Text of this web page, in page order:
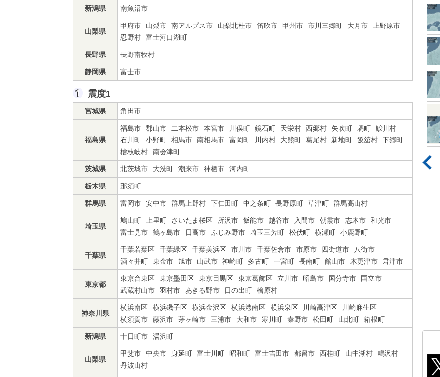
新潟県 南魚沼市
山梨県
甲府市 山梨市 南アルプス市 山梨北杜市 笛吹市 甲州市 市川三郷町 大月市
上野原市
忍野村
富士河口湖町
長野県 長野南牧村
静岡県 富士市
震度1
宮城県 角田市
福島県
福島市 郡山市 二本松市 本宮市 川俣町 鏡石町 天栄村 西郷村 矢吹町 塙町
鮫川村
石川町
小野町 相馬市 南相馬市 富岡町 川内村 大熊町 葛尾村 新地町 飯舘村
下郷町
檜枝岐村
南会津町
茨城県 北茨城市 大洗町 潮来市 神栖市 河内町
栃木県 那須町
群馬県 富岡市 安中市 群馬上野村 下仁田町 中之条町 長野原町 草津町 群馬高山村
埼玉県
鳩山町 上里町 さいたま桜区 所沢市 飯能市 越谷市 入間市 朝霞市 志木市
和光市
富士見市
鶴ヶ島市 日高市 ふじみ野市 埼玉三芳町 松伏町 横瀬町 小鹿野町
千葉県
千葉若葉区 千葉緑区 千葉美浜区 市川市 千葉佐倉市 市原市 四街道市
八街市
酒々井町
東金市 旭市 山武市 神崎町 多古町 一宮町 長南町 館山市 木更津市 君津市
東京都
東京台東区 東京墨田区 東京目黒区 東京葛飾区 立川市 昭島市 国分寺市
国立市
武蔵村山市
羽村市 あきる野市 日の出町 檜原村
神奈川県
横浜南区 横浜磯子区 横浜金沢区 横浜港南区 横浜泉区 川崎高津区
川崎麻生区
横須賀市
藤沢市 茅ヶ崎市 三浦市 大和市 寒川町 秦野市 松田町 山北町 箱根町
新潟県 十日町市 湯沢町
山梨県
甲斐市 中央市 身延町 富士川町 昭和町 富士吉田市 都留市 西桂町 山中湖村
鳴沢村
丹波山村